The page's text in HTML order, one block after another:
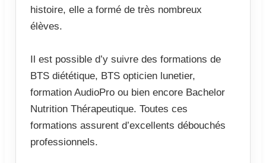
histoire, elle a formé de très nombreux
élèves.
Il est possible d’y suivre des formations de
BTS diététique, BTS opticien lunetier,
formation AudioPro ou bien encore Bachelor
Nutrition Thérapeutique. Toutes ces
formations assurent d’excellents débouchés
professionnels.